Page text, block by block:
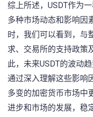
综上所述，USDT作为
多种市场动态和影响因
时，我们可以看到，与
求、交易所的支持政策
此，未来USDT的波动
通过深入理解这些影响
多变的加密货币市场中
进步和市场的发展，稳